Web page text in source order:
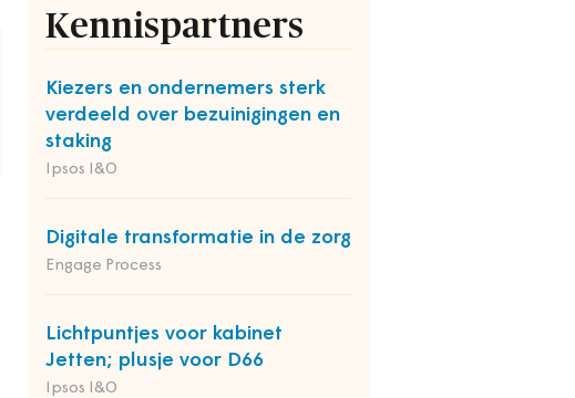
Kennispartners
Kiezers en ondernemers sterk
verdeeld over bezuinigingen en
staking
Ipsos I&O
Digitale transformatie in de zorg
Engage Process
Lichtpuntjes voor kabinet
Jetten; plusje voor D66
Ipsos I&O